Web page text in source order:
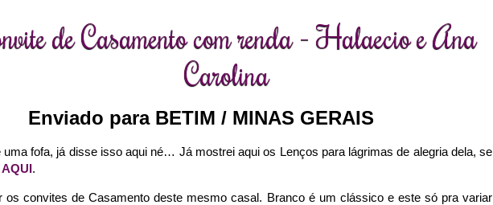
de Casamento com renda - Halaecio e Ana
Carolina
Enviado para BETIM / MINAS GERAIS
uma fofa, já disse isso aqui né… Já mostrei aqui os Lenços para lágrimas de alegria dela, se
AQUI.
os convites de Casamento deste mesmo casal. Branco é um clássico e este só pra variar